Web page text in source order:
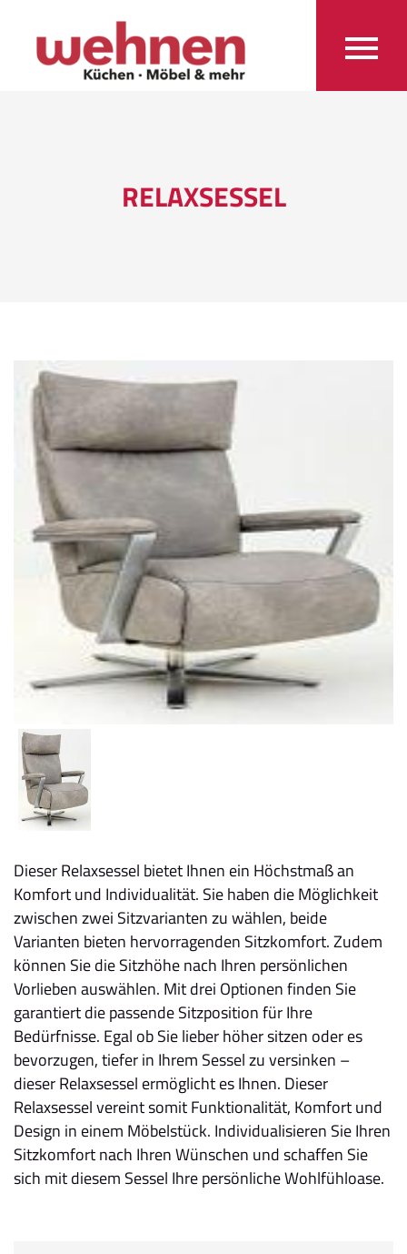
RELAXSESSEL
Dieser Relaxsessel bietet Ihnen ein Höchstmaß an
Komfort und Individualität. Sie haben die Möglichkeit
zwischen zwei Sitzvarianten zu wählen, beide
Varianten bieten hervorragenden Sitzkomfort. Zudem
können Sie die Sitzhöhe nach Ihren persönlichen
Vorlieben auswählen. Mit drei Optionen finden Sie
garantiert die passende Sitzposition für Ihre
Bedürfnisse. Egal ob Sie lieber höher sitzen oder es
bevorzugen, tiefer in Ihrem Sessel zu versinken –
dieser Relaxsessel ermöglicht es Ihnen. Dieser
Relaxsessel vereint somit Funktionalität, Komfort und
Design in einem Möbelstück. Individualisieren Sie Ihren
Sitzkomfort nach Ihren Wünschen und schaffen Sie
sich mit diesem Sessel Ihre persönliche Wohlfühloase.